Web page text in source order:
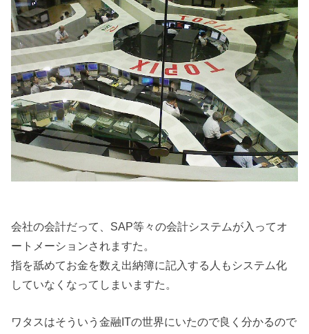
会社の会計だって、SAP等々の会計システムが入ってオ
ートメーションされますた。
指を舐めてお金を数え出納簿に記入する人もシステム化
していなくなってしまいますた。
ワタスはそういう金融ITの世界にいたので良く分かるので